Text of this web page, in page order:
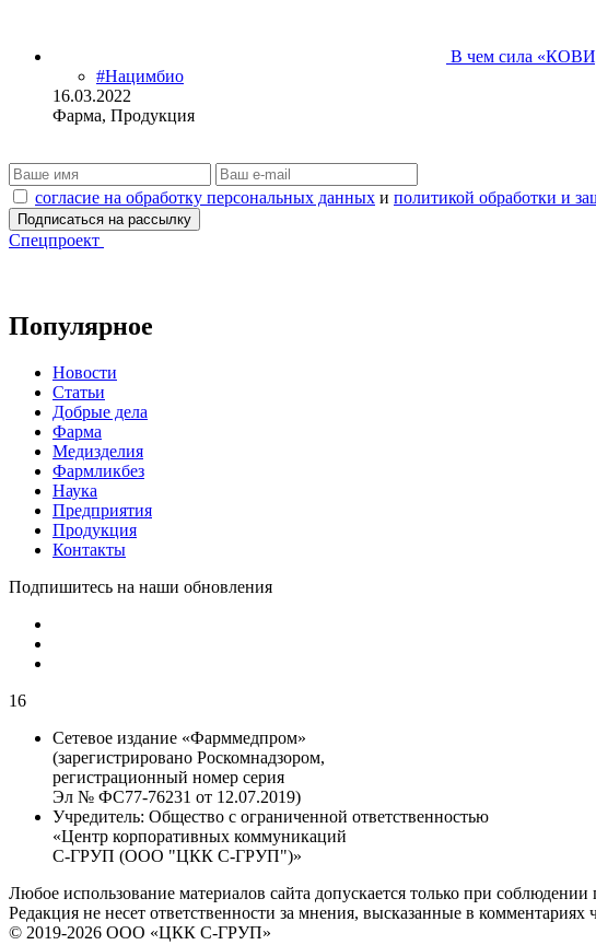
В чем сила
#Нацимбио
16.03.2022
Фарма, Продукция
согласие на обработку персональных данных и политикой обработки и
Спецпроект
Популярное
Новости
Статьи
Добрые дела
Фарма
Медизделия
Фармликбез
Наука
Предприятия
Продукция
Контакты
Подпишитесь на наши обновления
16
Сетевое издание «Фарммедпром»
(зарегистрировано Роскомнадзором,
регистрационный номер серия
Эл № ФС77-76231 от 12.07.2019)
Учредитель: Общество с ограниченной ответственностью
«Центр корпоративных коммуникаций
С-ГРУП (ООО "ЦКК С-ГРУП")»
Любое использование материалов сайта допускается только при
Редакция не несет ответственности за мнения, высказанные в комментариях
© 2019-2026 ООО «ЦКК С-ГРУП»